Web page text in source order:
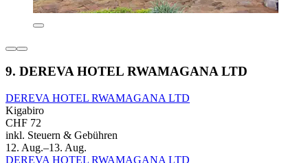
9. DEREVA HOTEL RWAMAGANA LTD
DEREVA HOTEL RWAMAGANA LTD
Kigabiro
CHF 72
inkl. Steuern & Gebühren
12. Aug.–13. Aug.
DEREVA HOTEL RWAMAGANA LTD